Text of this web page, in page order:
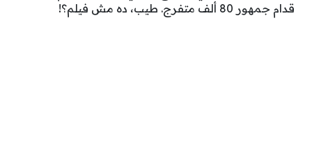
قدام جمهور 80 ألف متفرج. طيب، ده مش فيلم؟!